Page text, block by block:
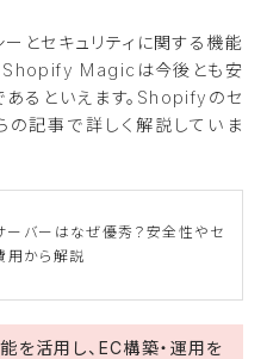
とセキュリティに関する機能
Shopify Magicは今後とも安
るといえます。Shopifyのセ
の記事で詳しく解説していま
バーはなぜ優秀？安全性やセ
用から解説
活用し、EC構築・運用を